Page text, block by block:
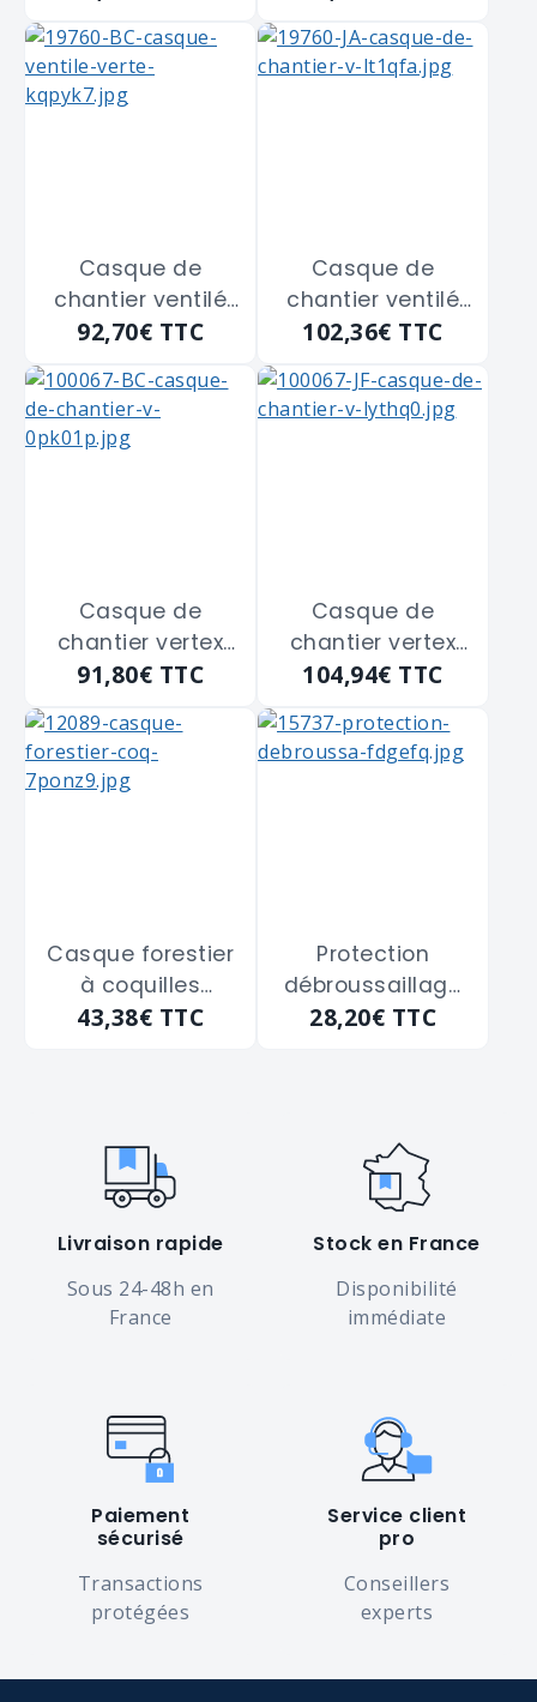
"AJF030-000-300"
vert
800" orange
Casque de
chantier ventilé
vertex vent blanc
92,70€ TTC
Casque de
chantier ventilé
vertex vent jaune
102,36€ TTC
Casque de
chantier vertex
blanc PETZL
91,80€ TTC
Casque de
chantier vertex
jaune PETZL
104,94€ TTC
Casque forestier
à coquilles
antibruit visière
43,38€ TTC
Protection
débroussaillage
complète
noire
28,20€ TTC
Livraison rapide
Sous 24-48h en
France
Stock en France
Disponibilité
immédiate
Paiement
sécurisé
Transactions
protégées
Service client
pro
Conseillers
experts